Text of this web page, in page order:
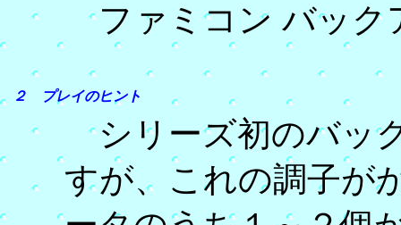
ファミコン バック
２ プレイのヒント
シリーズ初のバッ
すが、これの調子が